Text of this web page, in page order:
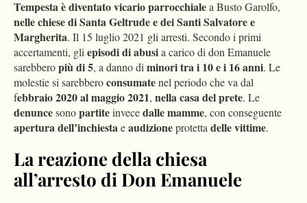
Tempesta è diventato vicario parrocchialea Busto Garolfo,
nelle chiese di Santa Geltrude e dei Santi Salvatore e
Margherita. Il 15 luglio 2021 gli arresti. Secondo i primi
accertamenti, gliepisodi di abusia carico di don Emanuele
sarebberopiù di 5, a danno diminori tra i 10 e i 16 anni. Le
molestie si sarebberoconsumatenel periodo che va dal
febbraio 2020 al maggio 2021, nella casa del prete. Le
denuncesonopartiteinvecedalle mamme, con conseguente
apertura dell’inchiestaeaudizioneprotettadelle vittime.
La reazione della chiesa
all’arresto di Don Emanuele